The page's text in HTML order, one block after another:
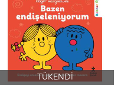
TÜKENDİ